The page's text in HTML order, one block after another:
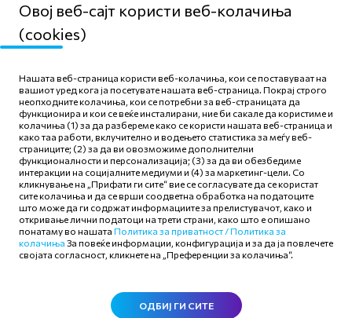
Политика за приватност
Правила и услови за
користење
Политика за колачиња
Следете нè
Овој веб-сајт користи веб-колачиња
(cookies)
Нашата веб-страница користи веб-колачиња, кои се поставуваат на
вашиот уред кога ја посетувате нашата веб-страница. Покрај строго
неопходните колачиња, кои се потребни за веб-страницата да
функционира и кои се веќе инсталирани, ние би сакале да користиме и
колачиња (1) за да разбереме како се користи нашата веб-страница и
како таа работи, вклучително и водењето статистика за меѓу веб-
страниците; (2) за да ви овозможиме дополнителни
функционалности и персонализација; (3) за да ви обезбедиме
интеракции на социјалните медиуми и (4) за маркетинг-цели. Со
кликнување на „Прифати ги сите“ вие се согласувате да се користат
сите колачиња и да се врши соодветна обработка на податоците
што може да ги содржат информациите за прелистувачот, како и
откривање лични податоци на трети страни, како што е опишано
понатаму во нашата Политика за приватност /Политика за
колачиња За повеќе информации, конфигурација и за да ја повлечете
својата согласност, кликнете на „Преференции за колачиња“.
ОДБИЈ ГИ СИТЕ